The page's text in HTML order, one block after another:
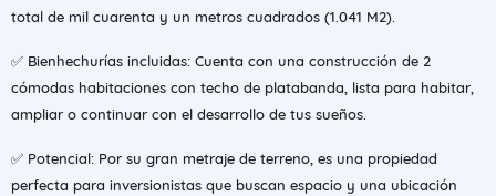
total de mil cuarenta y un metros cuadrados (1.041 M2).
✅ Bienhechurías incluidas: Cuenta con una construcción de 2
cómodas habitaciones con techo de platabanda, lista para habitar,
ampliar o continuar con el desarrollo de tus sueños.
✅ Potencial: Por su gran metraje de terreno, es una propiedad
perfecta para inversionistas que buscan espacio y una ubicación